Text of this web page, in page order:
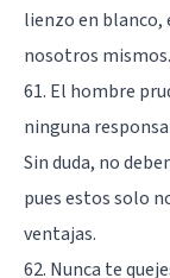
lienzo en blanco,
nosotros mismos.
61. El hombre
ninguna
Sin duda, no
pues estos solo
ventajas.
62. Nunca te